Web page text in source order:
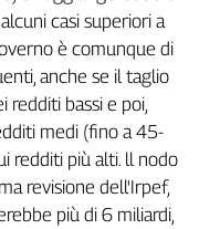
casi superiori a
è comunque di
anche se il taglio
redditi bassi e poi,
medi (fino a 45-
redditi più alti. ll nodo
revisione dell'Irpef,
più di 6 miliardi,